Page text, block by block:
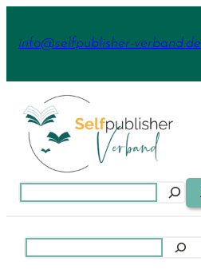
Inhalt
info@selfpublisher-verband.de